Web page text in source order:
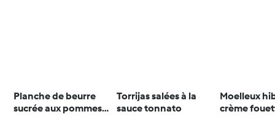
Planche de beurre
sucrée aux pommes
Torrijas salées à la
sauce tonnato
Moelleux
crème